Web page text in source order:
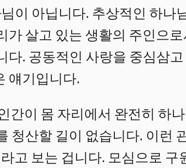
이 아닙니다. 추상적인 하나
살고 있는 생활의 주인으
다. 공동적인 사랑을 중심삼
얘기입니다.
간이 몸 자리에서 완전히 하
청산할 길이 없습니다. 이런
고 보는 겁니다. 모심으로 구